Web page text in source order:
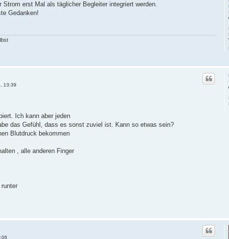
erst Mal als täglicher Begleiter integriert werden.
Gedanken!
13:39
Ich kann aber jeden
das Gefühl, dass es sonst zuviel ist. Kann so etwas sein?
Blutdruck bekommen
, alle anderen Finger